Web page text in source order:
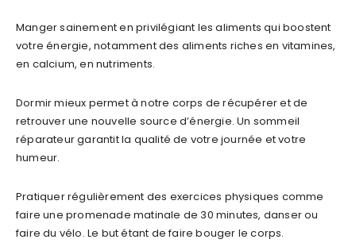
Manger sainement en privilégiant les aliments qui boostent
votre énergie, notamment des aliments riches en vitamines,
en calcium, en nutriments.
Dormir mieux permet à notre corps de récupérer et de
retrouver une nouvelle source d’énergie. Un sommeil
réparateur garantit la qualité de votre journée et votre
humeur.
Pratiquer régulièrement des exercices physiques comme
faire une promenade matinale de 30 minutes, danser ou
faire du vélo. Le but étant de faire bouger le corps.